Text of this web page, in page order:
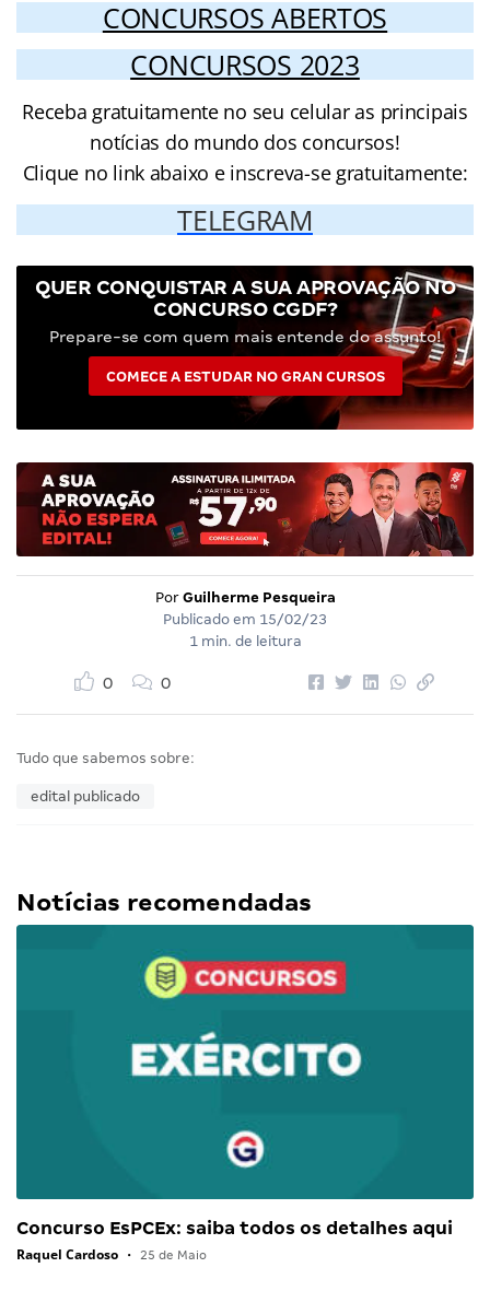
CONCURSOS ABERTOS
CONCURSOS 2023
Receba gratuitamente no seu celular as principais
notícias do mundo dos concursos!
Clique no link abaixo e inscreva-se gratuitamente:
TELEGRAM
QUER CONQUISTAR A SUA APROVAÇÃO NO
CONCURSO CGDF?
Prepare-se com quem mais entende do assunto!
COMECE A ESTUDAR NO GRAN CURSOS
Por Guilherme Pesqueira
Publicado em 15/02/23
1 min. de leitura
0 0
Tudo que sabemos sobre:
edital publicado
Notícias recomendadas
Concurso EsPCEx: saiba todos os detalhes aqui
Raquel Cardoso • 25 de Maio